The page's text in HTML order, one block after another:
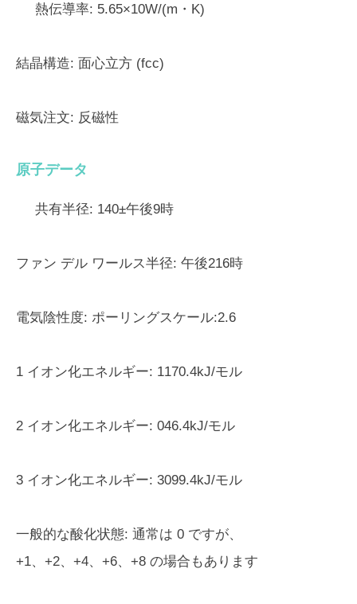
熱伝導率: 5.65×10W/(m・K)
結晶構造: 面心立方 (fcc)
磁気注文: 反磁性
原子データ
共有半径: 140±午後9時
ファン デル ワールス半径: 午後216時
電気陰性度: ポーリングスケール:2.6
1 イオン化エネルギー: 1170.4kJ/モル
2 イオン化エネルギー: 046.4kJ/モル
3 イオン化エネルギー: 3099.4kJ/モル
一般的な酸化状態: 通常は 0 ですが、
+1、+2、+4、+6、+8 の場合もあります